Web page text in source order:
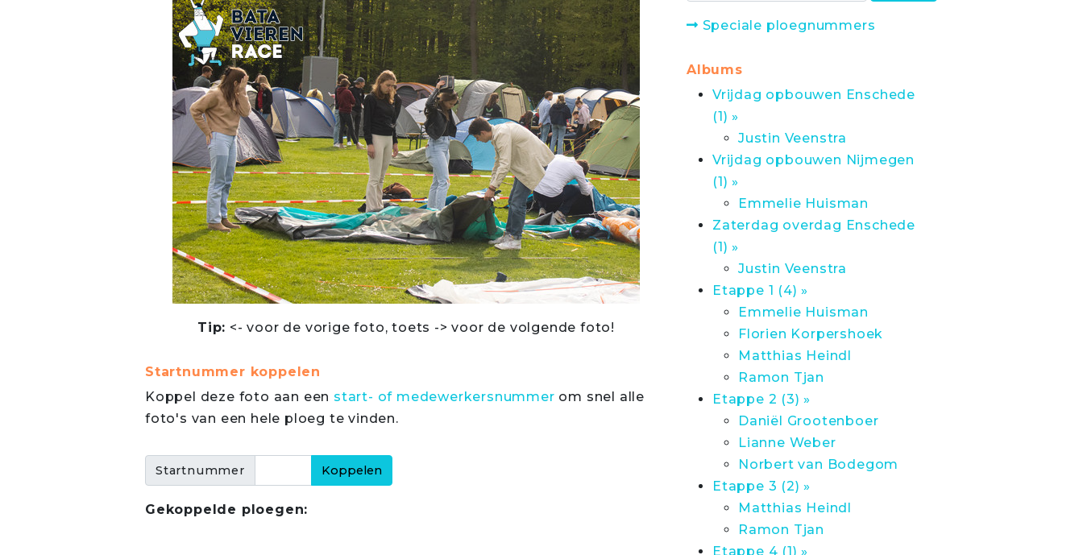
Tip: <- voor de vorige foto, toets -> voor de volgende foto!
Startnummer koppelen
Koppel deze foto aan een start- of medewerkersnummer om snel alle
foto's van een hele ploeg te vinden.
Startnummer
Gekoppelde ploegen:
Speciale ploegnummers
Albums
Vrijdag opbouwen Enschede
(1) »
Justin Veenstra
Vrijdag opbouwen Nijmegen
(1) »
Emmelie Huisman
Zaterdag overdag Enschede
(1) »
Justin Veenstra
Etappe 1 (4) »
Emmelie Huisman
Florien Korpershoek
Matthias Heindl
Ramon Tjan
Etappe 2 (3) »
Daniël Grootenboer
Lianne Weber
Norbert van Bodegom
Etappe 3 (2) »
Matthias Heindl
Ramon Tjan
Etappe 4 (1) »